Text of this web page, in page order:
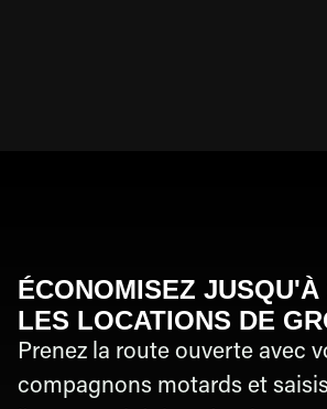
ÉCONOMISEZ JUSQU'À
LES LOCATIONS DE
Prenez la route ouverte avec
compagnons motards et